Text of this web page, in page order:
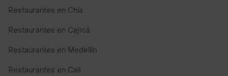
Restaurantes en Chía
Restaurantes en Cajicá
Restaurantes en Medellín
Restaurantes en Cali